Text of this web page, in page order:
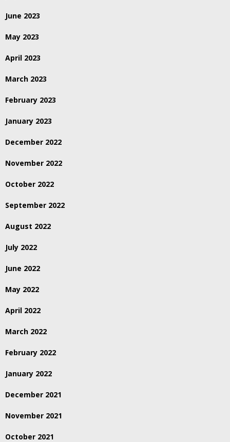
June 2023
May 2023
April 2023
March 2023
February 2023
January 2023
December 2022
November 2022
October 2022
September 2022
August 2022
July 2022
June 2022
May 2022
April 2022
March 2022
February 2022
January 2022
December 2021
November 2021
October 2021